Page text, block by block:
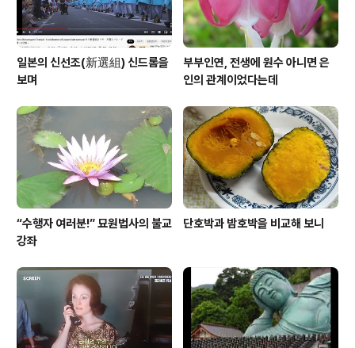
일본의 신선조(新選組) 신드롬을
보며
부부인연, 전생에 원수 아니면 은
인의 관계이었다는데
“수행자 여러분!” 묘원법사의 불교
강좌
단호박과 밤호박을 비교해 보니